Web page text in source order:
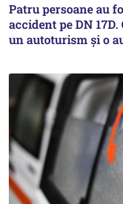
Patru persoane au
accident pe DN
un autoturism și o